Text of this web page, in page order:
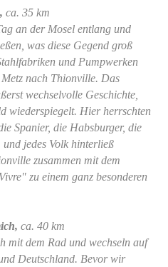
ca. 35 km
an der Mosel entlang und
was diese Gegend groß
und Pumpwerken
nach Thionville. Das
wechselvolle Geschichte,
wiederspiegelt. Hier herrschten
Spanier, die Habsburger, die
jedes Volk hinterließ
zusammen mit dem
zu einem ganz besonderen
ca. 40 km
mit dem Rad und wechseln auf
Deutschland. Bevor wir